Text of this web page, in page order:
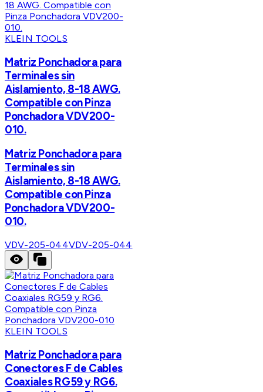
KLEIN TOOLS
Matriz Ponchadora para
Terminales sin
Aislamiento, 8-18 AWG.
Compatible con Pinza
Ponchadora VDV200-
010.
Matriz Ponchadora para
Terminales sin
Aislamiento, 8-18 AWG.
Compatible con Pinza
Ponchadora VDV200-
010.
VDV-205-044VDV-205-044
KLEIN TOOLS
Matriz Ponchadora para
Conectores F de Cables
Coaxiales RG59 y RG6.